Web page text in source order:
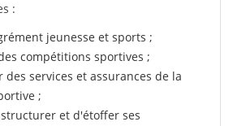
:
jeunesse et sports ;
compétitions sportives ;
des services et assurances de la
;
et d'étoffer ses